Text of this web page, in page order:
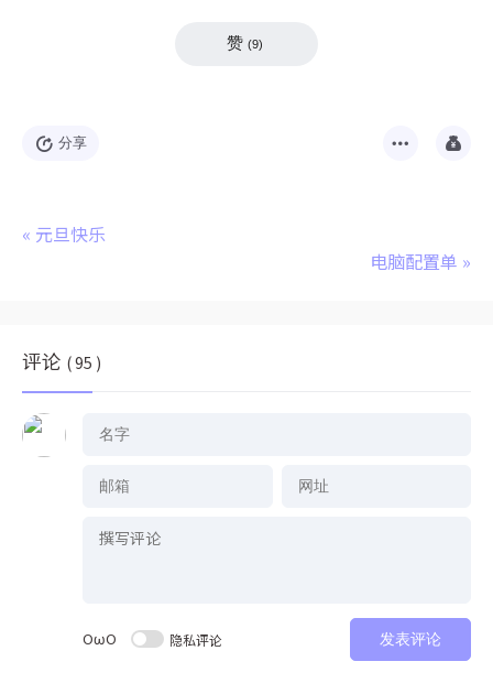
赞 (9)
分享
« 元旦快乐
电脑配置单 »
评论 ( 95 )
OωO 隐私评论 发表评论